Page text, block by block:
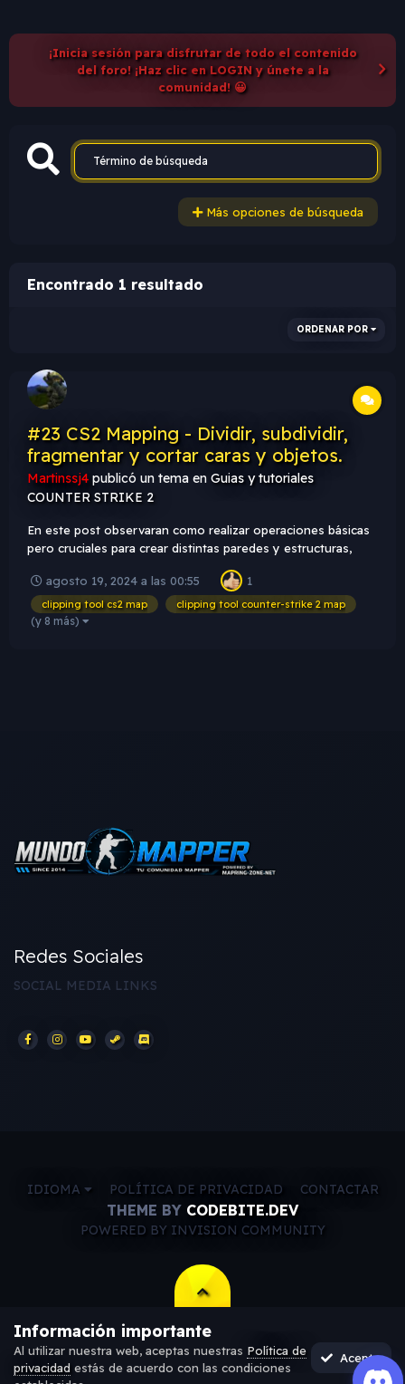
¡Inicia sesión para disfrutar de todo el contenido
del foro! ¡Haz clic en LOGIN y únete a la
comunidad! 😀
Más opciones de búsqueda
Encontrado 1 resultado
ORDENAR POR
#23 CS2 Mapping - Dividir, subdividir,
fragmentar y cortar caras y objetos.
Martinssj4 publicó un tema en Guias y tutoriales
COUNTER STRIKE 2
En este post observaran como realizar operaciones básicas
pero cruciales para crear distintas paredes y estructuras,
Counter-Strike 2 estas cuestiones van mucho mas allá con
respecto al motor del Counter-Strike 1.6 y brinda muchas
mas po...
agosto 19, 2024 a las 00:55 1
clipping tool cs2 map clipping tool counter-strike 2 map
(y 8 más)
Redes Sociales
SOCIAL MEDIA LINKS
IDIOMA POLÍTICA DE PRIVACIDAD CONTACTAR
THEME BY CODEBITE.DEV
POWERED BY INVISION COMMUNITY
Información importante
Al utilizar nuestra web, aceptas nuestras Política de
privacidad estás de acuerdo con las condiciones
Acepto